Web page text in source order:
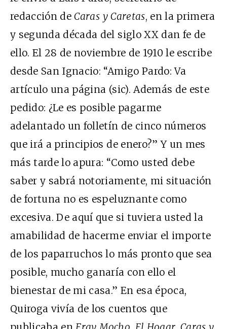
redacción deCaras y Caretas, en la primera
y segunda década del siglo XX dan fe de
ello. El 28 de noviembre de 1910 le escribe
desde San Ignacio: “Amigo Pardo: Va
artículo una página (sic). Además de este
pedido: ¿Le es posible pagarme
adelantado un folletín de cinco números
que irá a principios de enero?” Y un mes
más tarde lo apura: “Como usted debe
saber y sabrá notoriamente, mi situación
de fortuna no es espeluznante como
excesiva. De aquí que si tuviera usted la
amabilidad de hacerme enviar el importe
de los paparruchos lo más pronto que sea
posible, mucho ganaría con ello el
bienestar de mi casa.” En esa época,
Quiroga vivía de los cuentos que